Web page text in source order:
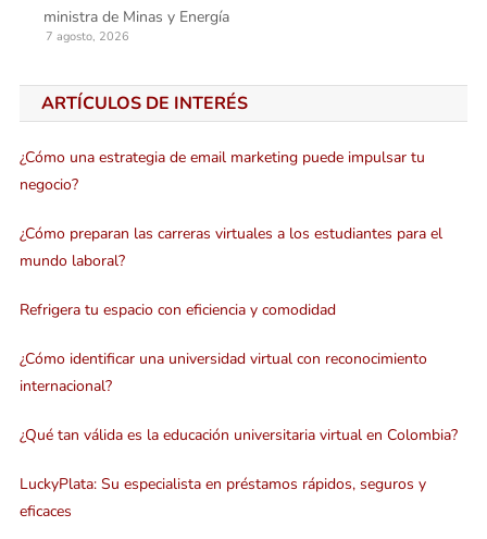
ministra de Minas y Energía
7 agosto, 2026
ARTÍCULOS DE INTERÉS
¿Cómo una estrategia de email marketing puede impulsar tu
negocio?
¿Cómo preparan las carreras virtuales a los estudiantes para el
mundo laboral?
Refrigera tu espacio con eficiencia y comodidad
¿Cómo identificar una universidad virtual con reconocimiento
internacional?
¿Qué tan válida es la educación universitaria virtual en Colombia?
LuckyPlata: Su especialista en préstamos rápidos, seguros y
eficaces